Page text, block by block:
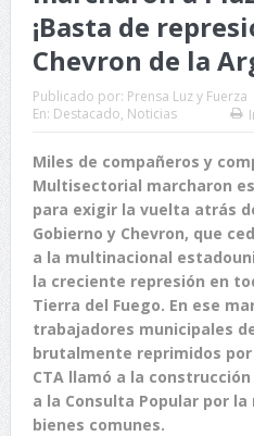
¡Basta de
Chevron de la
Publicado por: Prensa Luz y Fuerza
En: Destacado, Noticias
Miles de compañeros y
Multisectorial marcharon
para exigir la vuelta atrás
Gobierno y Chevron, que
a la multinacional
la creciente represión en
Tierra del Fuego. En ese
trabajadores municipales
brutalmente reprimidos
CTA llamó a la
a la Consulta Popular por
bienes comunes.